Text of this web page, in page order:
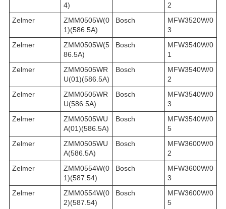
4)
2
Zelmer
ZMM0505W(0
1)(586.5A)
Bosch
MFW3520W/0
3
Zelmer
ZMM0505W(5
86.5A)
Bosch
MFW3540W/0
1
Zelmer
ZMM0505WR
U(01)(586.5A)
Bosch
MFW3540W/0
2
Zelmer
ZMM0505WR
U(586.5A)
Bosch
MFW3540W/0
3
Zelmer
ZMM0505WU
A(01)(586.5A)
Bosch
MFW3540W/0
5
Zelmer
ZMM0505WU
A(586.5A)
Bosch
MFW3600W/0
2
Zelmer
ZMM0554W(0
1)(587.54)
Bosch
MFW3600W/0
3
Zelmer
ZMM0554W(0
2)(587.54)
Bosch
MFW3600W/0
5